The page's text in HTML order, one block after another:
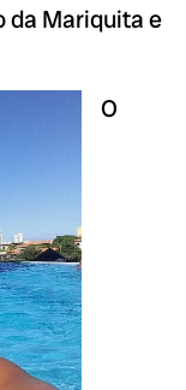
da Mariquita e
O